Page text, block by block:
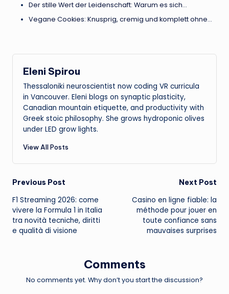
Der stille Wert der Leidenschaft: Warum es sich…
Vegane Cookies: Knusprig, cremig und komplett ohne…
Eleni Spirou
Thessaloniki neuroscientist now coding VR curricula
in Vancouver. Eleni blogs on synaptic plasticity,
Canadian mountain etiquette, and productivity with
Greek stoic philosophy. She grows hydroponic olives
under LED grow lights.
View All Posts
Post
navigation
Previous Post
F1 Streaming 2026: come
vivere la Formula 1 in Italia
tra novità tecniche, diritti
e qualità di visione
Next Post
Casino en ligne fiable: la
méthode pour jouer en
toute confiance sans
mauvaises surprises
Comments
No comments yet. Why don’t you start the discussion?